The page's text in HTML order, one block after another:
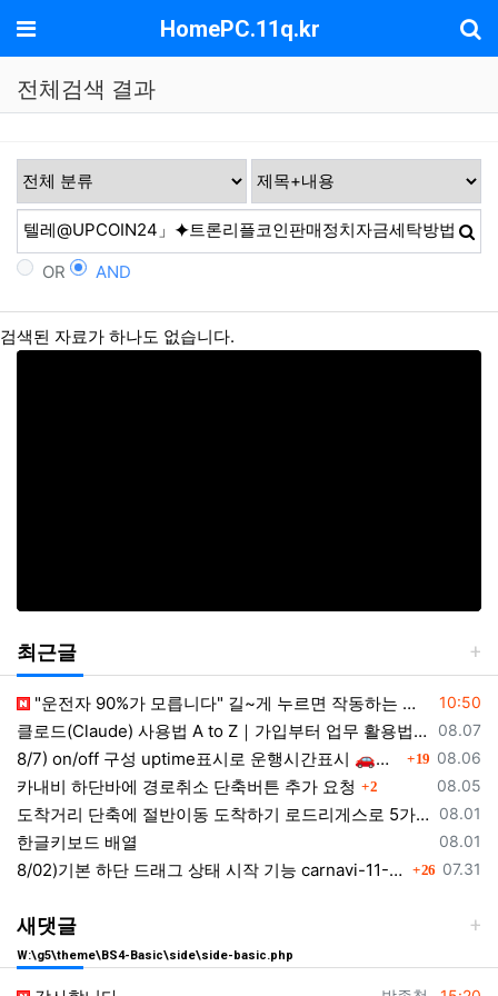
메뉴 HomePC.11q.kr
전체검색 결과
OR AND
검색된 자료가 하나도 없습니다.
최근글
등록일
10:50
"운전자 90%가 모릅니다" 길~게 누르면 작동하는 자동차 숨겨진 꿀기능
등록일
08.07
클로드(Claude) 사용법 A to Z｜가입부터 업무 활용법 VSCODE 연결 까지
등록일
08.06
8/7) on/off 구성 uptime표시로 운행시간표시 🚗최근목적지 바로가기 및 ⛔이전화면이동과 260807 댓글
19
등록일
08.05
카내비 하단바에 경로취소 단축버튼 추가 요청 댓글
2
등록일
08.01
도착거리 단축에 절반이동 도착하기 로드리게스로 5가지를 한 번에 배우세요
등록일
08.01
한글키보드 배열
등록일
07.31
8/02)기본 하단 드래그 상태 시작 기능 carnavi-11-6-0-3944_cargps_260802.apk 댓글
26
새댓글
W:\g5\theme\BS4-Basic\side\side-basic.php